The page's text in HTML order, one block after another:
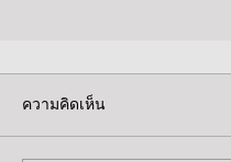
ความคิดเห็น